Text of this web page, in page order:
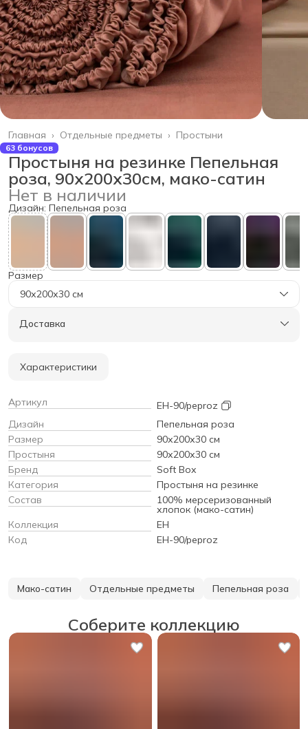
Простыни
Отдельные предметы ›
Главная ›
63 бонусов
Простыня на резинке Пепельная
роза, 90х200х30см, мако-сатин
Нет в наличии
Дизайн: Пепельная роза
Размер
90х200х30 см
Доставка
Характеристики
Артикул
EH-90/peproz
Дизайн
Пепельная роза
Размер
90х200х30 см
Простыня
90х200х30 см
Бренд
Soft Box
Категория
Простыня на резинке
Состав
100% мерсеризованный
хлопок (мако-сатин)
Коллекция
EH
Код
EH-90/peproz
Мако-сатин Отдельные предметы Пепельная роза
Соберите коллекцию